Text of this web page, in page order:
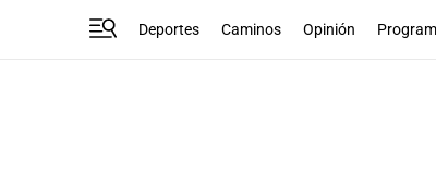
Deportes Caminos Opinión